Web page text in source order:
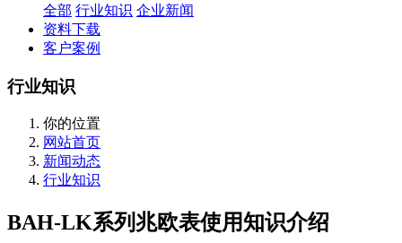
全部 行业知识 企业新闻
资料下载
客户案例
行业知识
你的位置
网站首页
新闻动态
行业知识
BAH-LK系列兆欧表使用知识介绍